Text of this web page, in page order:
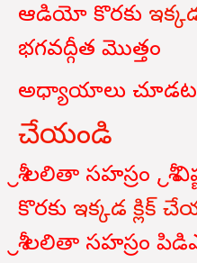
ఆడియో కొరకు
భగవద్గీత మొత్తం
అధ్యాయాలు
చేయండి
శ్రీ లలితా సహస్రం , శ్రీ
కొరకు ఇక్కడ క్లిక్
శ్రీ లలితా సహస్రం